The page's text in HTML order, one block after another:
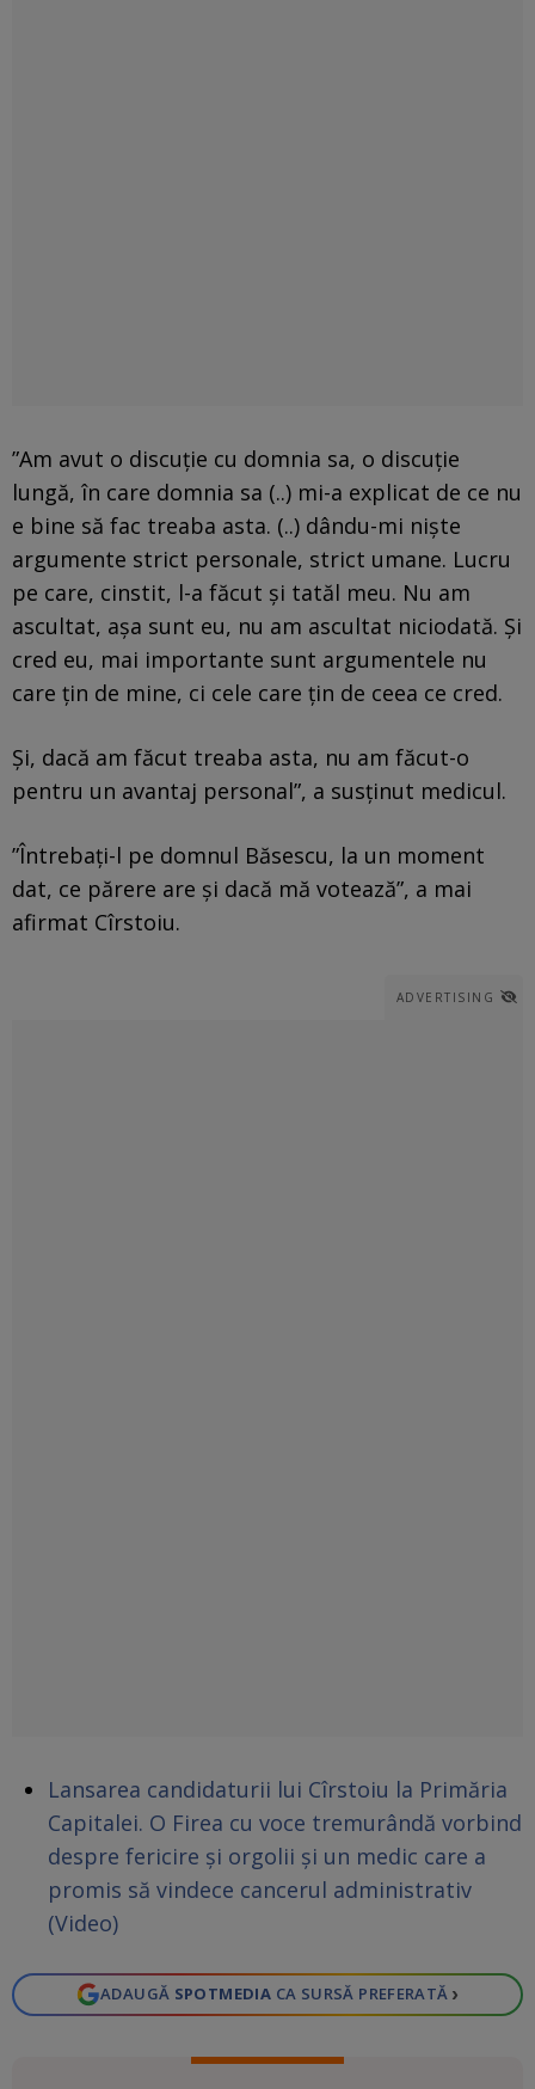
”Am avut o discuţie cu domnia sa, o discuţie
lungă, în care domnia sa (..) mi-a explicat de ce nu
e bine să fac treaba asta. (..) dându-mi nişte
argumente strict personale, strict umane. Lucru
pe care, cinstit, l-a făcut şi tatăl meu. Nu am
ascultat, aşa sunt eu, nu am ascultat niciodată. Şi
cred eu, mai importante sunt argumentele nu
care ţin de mine, ci cele care ţin de ceea ce cred.
Şi, dacă am făcut treaba asta, nu am făcut-o
pentru un avantaj personal”, a susţinut medicul.
”Întrebaţi-l pe domnul Băsescu, la un moment
dat, ce părere are şi dacă mă votează”, a mai
afirmat Cîrstoiu.
ADVERTISING
Lansarea candidaturii lui Cîrstoiu la Primăria
Capitalei. O Firea cu voce tremurândă vorbind
despre fericire și orgolii și un medic care a
promis să vindece cancerul administrativ
(Video)
ADAUGĂ SPOTMEDIA CA SURSĂ PREFERATĂ ›